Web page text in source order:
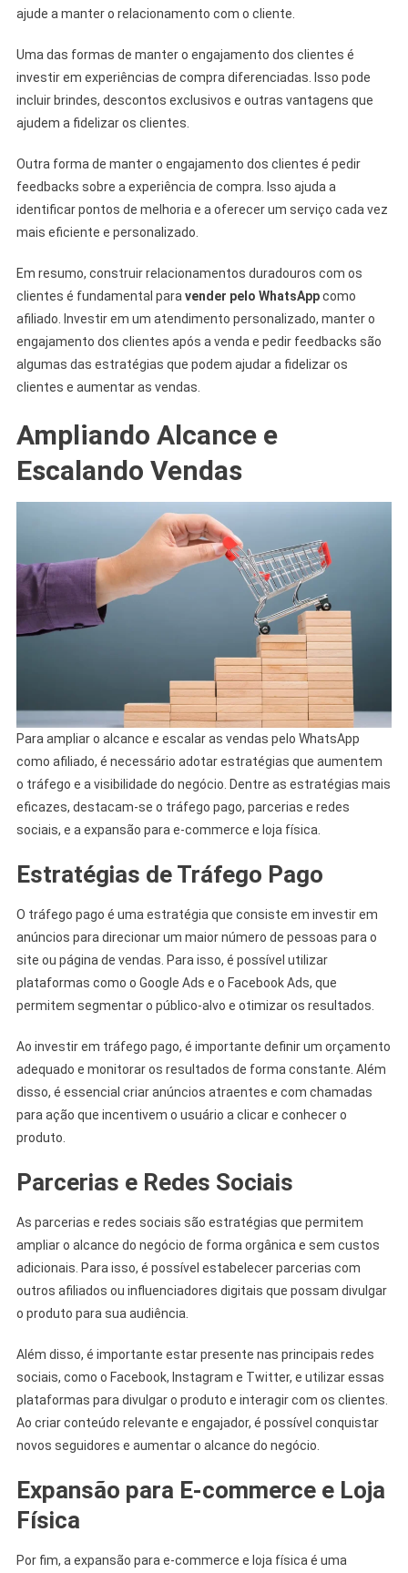
ajude a manter o relacionamento com o cliente.
Uma das formas de manter o engajamento dos clientes é
investir em experiências de compra diferenciadas. Isso pode
incluir brindes, descontos exclusivos e outras vantagens que
ajudem a fidelizar os clientes.
Outra forma de manter o engajamento dos clientes é pedir
feedbacks sobre a experiência de compra. Isso ajuda a
identificar pontos de melhoria e a oferecer um serviço cada vez
mais eficiente e personalizado.
Em resumo, construir relacionamentos duradouros com os
clientes é fundamental paravender pelo WhatsAppcomo
afiliado. Investir em um atendimento personalizado, manter o
engajamento dos clientes após a venda e pedir feedbacks são
algumas das estratégias que podem ajudar a fidelizar os
clientes e aumentar as vendas.
Ampliando Alcance e
Escalando Vendas
Para ampliar o alcance e escalar as vendas pelo WhatsApp
como afiliado, é necessário adotar estratégias que aumentem
o tráfego e a visibilidade do negócio. Dentre as estratégias mais
eficazes, destacam-se o tráfego pago, parcerias e redes
sociais, e a expansão para e-commerce e loja física.
Estratégias de Tráfego Pago
O tráfego pago é uma estratégia que consiste em investir em
anúncios para direcionar um maior número de pessoas para o
site ou página de vendas. Para isso, é possível utilizar
plataformas como o Google Ads e o Facebook Ads, que
permitem segmentar o público-alvo e otimizar os resultados.
Ao investir em tráfego pago, é importante definir um orçamento
adequado e monitorar os resultados de forma constante. Além
disso, é essencial criar anúncios atraentes e com chamadas
para ação que incentivem o usuário a clicar e conhecer o
produto.
Parcerias e Redes Sociais
As parcerias e redes sociais são estratégias que permitem
ampliar o alcance do negócio de forma orgânica e sem custos
adicionais. Para isso, é possível estabelecer parcerias com
outros afiliados ou influenciadores digitais que possam divulgar
o produto para sua audiência.
Além disso, é importante estar presente nas principais redes
sociais, como o Facebook, Instagram e Twitter, e utilizar essas
plataformas para divulgar o produto e interagir com os clientes.
Ao criar conteúdo relevante e engajador, é possível conquistar
novos seguidores e aumentar o alcance do negócio.
Expansão para E-commerce e Loja
Física
Por fim, a expansão para e-commerce e loja física é uma